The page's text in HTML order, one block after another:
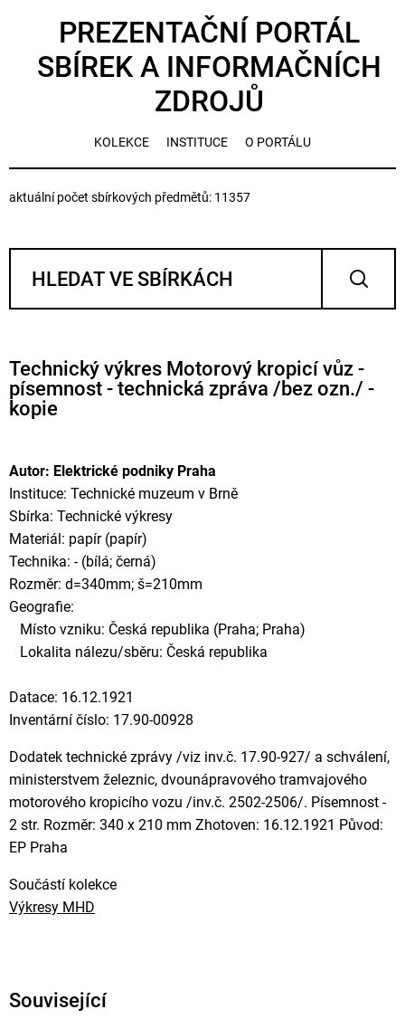
PREZENTAČNÍ PORTÁL
SBÍREK A INFORMAČNÍCH
ZDROJŮ
KOLEKCE INSTITUCE O PORTÁLU
aktuální počet sbírkových předmětů: 11357
Technický výkres Motorový kropicí vůz -
písemnost - technická zpráva /bez ozn./ -
kopie
Autor: Elektrické podniky Praha
Instituce: Technické muzeum v Brně
Sbírka: Technické výkresy
Materiál: papír (papír)
Technika: - (bílá; černá)
Rozměr: d=340mm; š=210mm
Geografie:
Místo vzniku: Česká republika (Praha; Praha)
Lokalita nálezu/sběru: Česká republika
Datace: 16.12.1921
Inventární číslo: 17.90-00928
Dodatek technické zprávy /viz inv.č. 17.90-927/ a schválení,
ministerstvem železnic, dvounápravového tramvajového
motorového kropicího vozu /inv.č. 2502-2506/. Písemnost -
2 str. Rozměr: 340 x 210 mm Zhotoven: 16.12.1921 Původ:
EP Praha
Součástí kolekce
Výkresy MHD
Související